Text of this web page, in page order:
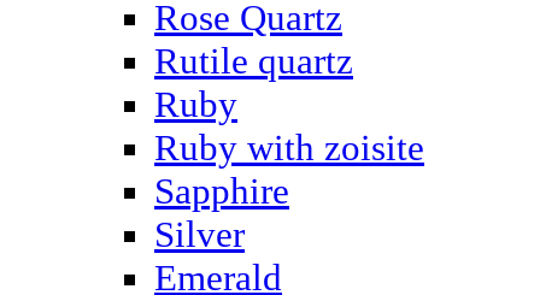
Rose Quartz
Rutile quartz
Ruby
Ruby with zoisite
Sapphire
Silver
Emerald